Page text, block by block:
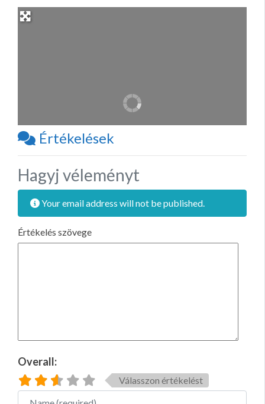
Értékelések
Hagyj véleményt
Your email address will not be published.
Értékelés szövege
Overall:
Válasszon értékelést
Name